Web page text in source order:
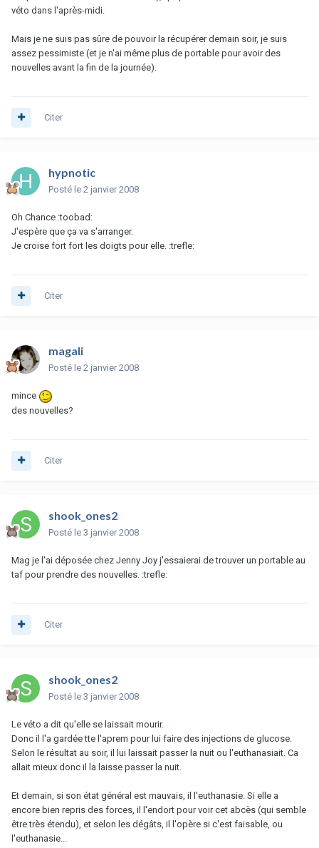
véto dans l'après-midi.
Mais je ne suis pas sûre de pouvoir la récupérer demain soir, je suis
assez pessimiste (et je n'ai même plus de portable pour avoir des
nouvelles avant la fin de la journée).
Citer
hypnotic
Posté le 2 janvier 2008
Oh Chance :toobad:
J'espère que ça va s'arranger.
Je croise fort fort les doigts pour elle. :trefle:
Citer
magali
Posté le 2 janvier 2008
mince
des nouvelles?
Citer
shook_ones2
Posté le 3 janvier 2008
Mag je l'ai déposée chez Jenny Joy j'essaierai de trouver un portable au
taf pour prendre des nouvelles. :trefle:
Citer
shook_ones2
Posté le 3 janvier 2008
Le véto a dit qu'elle se laissait mourir.
Donc il l'a gardée tte l'aprem pour lui faire des injections de glucose.
Selon le résultat au soir, il lui laissait passer la nuit ou l'euthanasiait. Ca
allait mieux donc il la laisse passer la nuit.
Et demain, si son état général est mauvais, il l'euthanasie. Si elle a
encore bien repris des forces, il l'endort pour voir cet abcès (qui semble
être très étendu), et selon les dégâts, il l'opère si c'est faisable, ou
l'euthanasie...